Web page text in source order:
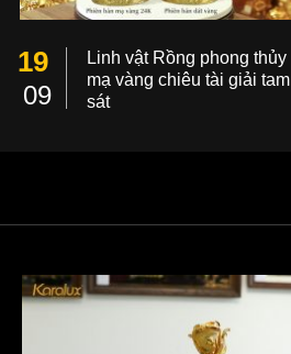
19
09
Linh vật Rồng phong thủy
mạ vàng chiêu tài giải tam
sát